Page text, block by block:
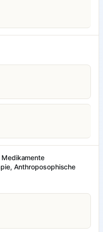
Anthroposophische